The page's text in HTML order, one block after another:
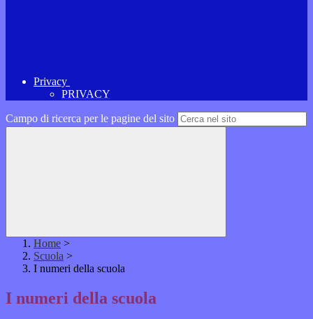
Privacy
PRIVACY
Campo di ricerca per le pagine del sito
Home >
Scuola >
I numeri della scuola
I numeri della scuola